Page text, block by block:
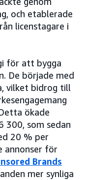
och etablerade
licenstagare i
för att bygga
De började med
vilket bidrog till
ökade
300, som sedan
20 % per
annonser för
Brands
mer synliga